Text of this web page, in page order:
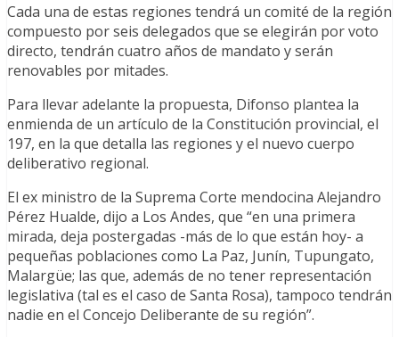
Cada una de estas regiones tendrá un comité de la región
compuesto por seis delegados que se elegirán por voto
directo, tendrán cuatro años de mandato y serán
renovables por mitades.
Para llevar adelante la propuesta, Difonso plantea la
enmienda de un artículo de la Constitución provincial, el
197, en la que detalla las regiones y el nuevo cuerpo
deliberativo regional.
El ex ministro de la Suprema Corte mendocina Alejandro
Pérez Hualde, dijo a Los Andes, que “en una primera
mirada, deja postergadas -más de lo que están hoy- a
pequeñas poblaciones como La Paz, Junín, Tupungato,
Malargüe; las que, además de no tener representación
legislativa (tal es el caso de Santa Rosa), tampoco tendrán
nadie en el Concejo Deliberante de su región”.